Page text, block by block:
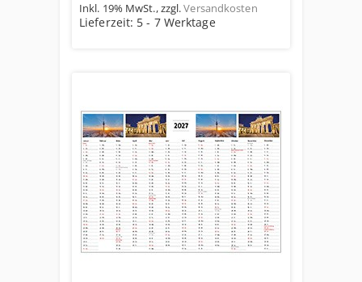
Inkl. 19% MwSt.,zzgl.Versandkosten
Lieferzeit: 5 - 7 Werktage